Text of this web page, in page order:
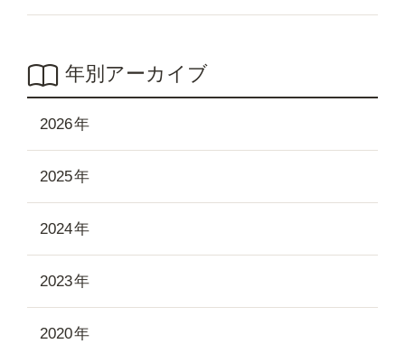
年別アーカイブ
2026
2025
2024
2023
2020